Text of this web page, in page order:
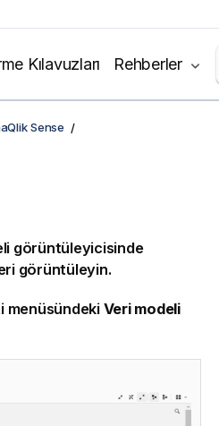
Kılavuzları Rehberler
Sense
görüntüleyicisinde
görüntüleyin.
menüsündeki Veri modeli